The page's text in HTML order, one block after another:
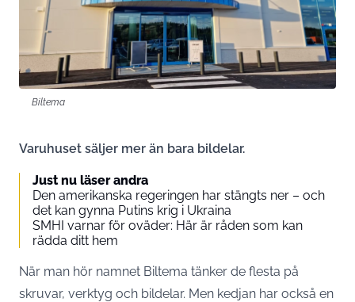
Biltema
Varuhuset säljer mer än bara bildelar.
Just nu läser andra
Den amerikanska regeringen har stängts ner – och
det kan gynna Putins krig i Ukraina
SMHI varnar för oväder: Här är råden som kan
rädda ditt hem
När man hör namnet Biltema tänker de flesta på
skruvar, verktyg och bildelar. Men kedjan har också en